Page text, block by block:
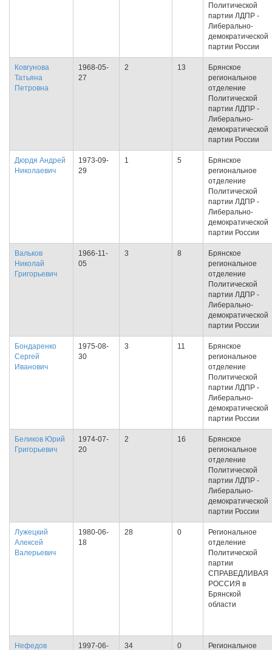
Политической
партии ЛДПР -
Либерально-
демократической
партии России
Ковгунова
Татьяна
Петровна
1968-05-
27
2 13
Брянское
региональное
отделение
Политической
партии ЛДПР -
Либерально-
демократической
партии России
Дюрдя Андрей
Николаевич
1973-09-
29
1 5
Брянское
региональное
отделение
Политической
партии ЛДПР -
Либерально-
демократической
партии России
Вальков
Николай
Григорьевич
1966-11-
05
3 8
Брянское
региональное
отделение
Политической
партии ЛДПР -
Либерально-
демократической
партии России
Бондаренко
Сергей
Иванович
1975-08-
30
3 11
Брянское
региональное
отделение
Политической
партии ЛДПР -
Либерально-
демократической
партии России
Беликов Юрий
Григорьевич
1974-07-
20
2 16
Брянское
региональное
отделение
Политической
партии ЛДПР -
Либерально-
демократической
партии России
Лужецкий
Алексей
Валерьевич
1980-06-
18
28 0
Региональное
отделение
Политической
партии
СПРАВЕДЛИВАЯ
РОССИЯ в
Брянской
области
Нефедов 1997-06- 34 0 Региональное